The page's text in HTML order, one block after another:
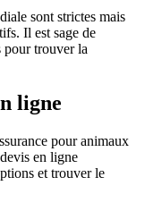
sont strictes mais
Il est sage de
pour trouver la
ligne
pour animaux
en ligne
et trouver le